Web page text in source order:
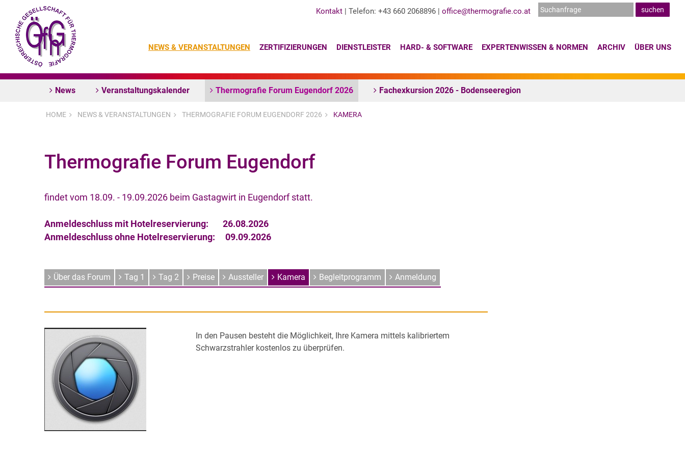
Kontakt | Telefon: +43 660 2068896 | office@thermografie.co.at
NEWS & VERANSTALTUNGEN ZERTIFIZIERUNGEN DIENSTLEISTER HARD- & SOFTWARE EXPERTENWISSEN & NORMEN ARCHIV ÜBER UNS
News Veranstaltungskalender Thermografie Forum Eugendorf 2026 Fachexkursion 2026 - Bodenseeregion
HOME NEWS & VERANSTALTUNGEN THERMOGRAFIE FORUM EUGENDORF 2026 KAMERA
Thermografie Forum Eugendorf
findet vom 18.09. - 19.09.2026 beim Gastagwirt in Eugendorf statt.
Anmeldeschluss mit Hotelreservierung: 26.08.2026
Anmeldeschluss ohne Hotelreservierung: 09.09.2026
Über das Forum Tag 1 Tag 2 Preise Aussteller Kamera Begleitprogramm Anmeldung
In den Pausen besteht die Möglichkeit, Ihre Kamera mittels kalibriertem
Schwarzstrahler kostenlos zu überprüfen.